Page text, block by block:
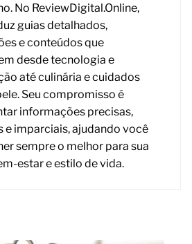
No ReviewDigital.Online,
guias detalhados,
e conteúdos que
desde tecnologia e
até culinária e cuidados
Seu compromisso é
informações precisas,
e imparciais, ajudando você
sempre o melhor para sua
estar e estilo de vida.